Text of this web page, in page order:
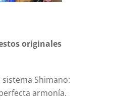
originales
Shimano:
armonía.